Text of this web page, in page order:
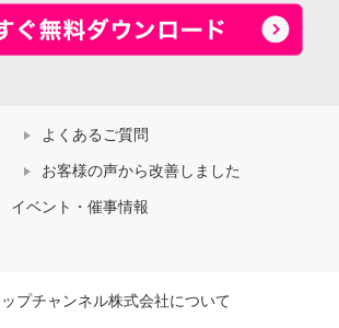
よくあるご質問
お客様の声から改善しました
イベント・催事情報
プチャンネル株式会社について